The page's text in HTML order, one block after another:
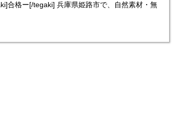
合格ー[/tegaki] 兵庫県姫路市で、自然素材・無